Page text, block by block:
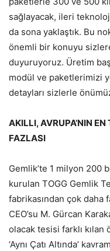
sağlayacak, ileri
da sona yaklaştık. Bu
önemli bir konuyu
duyuruyoruz. Üretim
modül ve paketlerimizi
detayları sizlerle
AKILLI, AVRUPA’NIN
FAZLASI
Gemlik’te 1 milyon 200
kurulan TOGG Gemlik
fabrikasından çok daha
CEO’su M. Gürcan
olacak tesisi farklı kılan
‘Aynı Çatı Altında’